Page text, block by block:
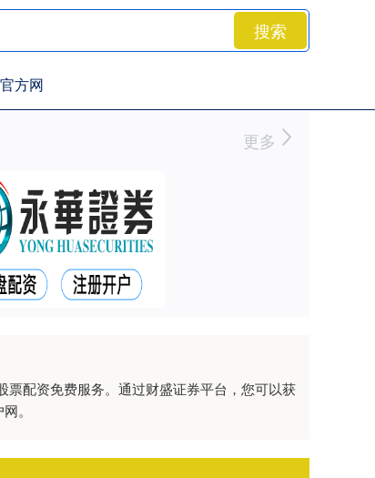
搜索
方网
更多
配资免费服务。通过财盛证券平台，您可以获
。